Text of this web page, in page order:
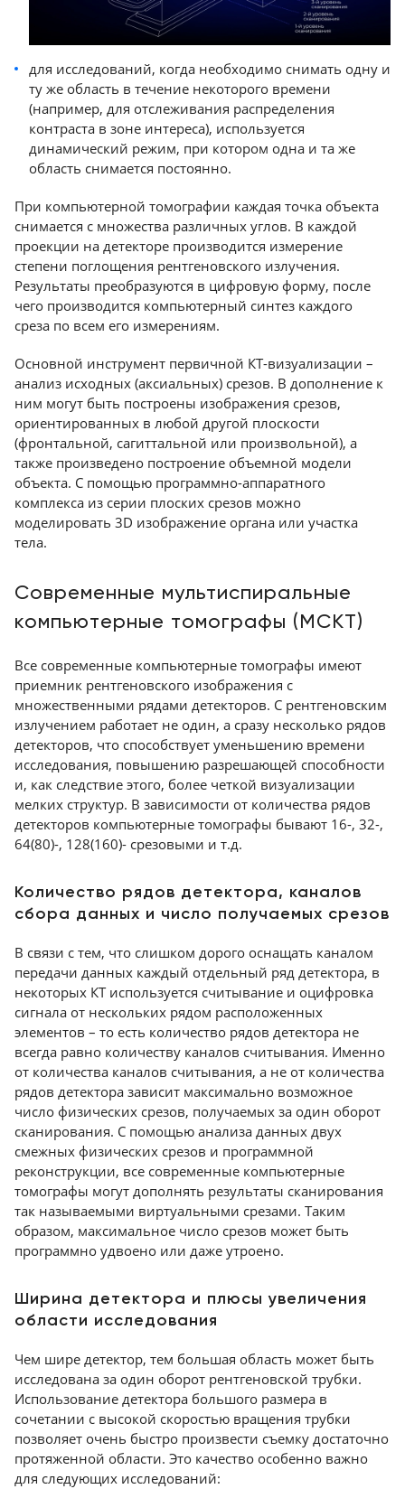
для исследований, когда необходимо снимать одну и
ту же область в течение некоторого времени
(например, для отслеживания распределения
контраста в зоне интереса), используется
динамический режим, при котором одна и та же
область снимается постоянно.
При компьютерной томографии каждая точка объекта
снимается с множества различных углов. В каждой
проекции на детекторе производится измерение
степени поглощения рентгеновского излучения.
Результаты преобразуются в цифровую форму, после
чего производится компьютерный синтез каждого
среза по всем его измерениям.
Основной инструмент первичной КТ-визуализации –
анализ исходных (аксиальных) срезов. В дополнение к
ним могут быть построены изображения срезов,
ориентированных в любой другой плоскости
(фронтальной, сагиттальной или произвольной), а
также произведено построение объемной модели
объекта. С помощью программно-аппаратного
комплекса из серии плоских срезов можно
моделировать 3D изображение органа или участка
тела.
Современные мультиспиральные
компьютерные томографы (МСКТ)
Все современные компьютерные томографы имеют
приемник рентгеновского изображения с
множественными рядами детекторов. С рентгеновским
излучением работает не один, а сразу несколько рядов
детекторов, что способствует уменьшению времени
исследования, повышению разрешающей способности
и, как следствие этого, более четкой визуализации
мелких структур. В зависимости от количества рядов
детекторов компьютерные томографы бывают 16-, 32-,
64(80)-, 128(160)- срезовыми и т.д.
Количество рядов детектора, каналов
сбора данных и число получаемых срезов
В связи с тем, что слишком дорого оснащать каналом
передачи данных каждый отдельный ряд детектора, в
некоторых КТ используется считывание и оцифровка
сигнала от нескольких рядом расположенных
элементов – то есть количество рядов детектора не
всегда равно количеству каналов считывания. Именно
от количества каналов считывания, а не от количества
рядов детектора зависит максимально возможное
число физических срезов, получаемых за один оборот
сканирования. С помощью анализа данных двух
смежных физических срезов и программной
реконструкции, все современные компьютерные
томографы могут дополнять результаты сканирования
так называемыми виртуальными срезами. Таким
образом, максимальное число срезов может быть
программно удвоено или даже утроено.
Ширина детектора и плюсы увеличения
области исследования
Чем шире детектор, тем большая область может быть
исследована за один оборот рентгеновской трубки.
Использование детектора большого размера в
сочетании с высокой скоростью вращения трубки
позволяет очень быстро произвести съемку достаточно
протяженной области. Это качество особенно важно
для следующих исследований: